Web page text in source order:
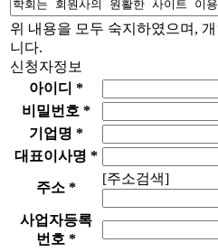
위 내용을 모두 숙지하였으며,
니다.
신청자정보
아이디 *
비밀번호 *
기업명 *
대표이사명 *
주소 *
[주소검색]
사업자등록
번호 *